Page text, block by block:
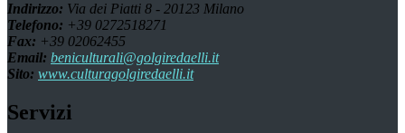
Indirizzo: Via dei Piatti 8 - 20123 Milano
Telefono: +39 0272518271
Fax: +39 02062455
Email: beniculturali@golgiredaelli.it
Sito: www.culturagolgiredaelli.it
Servizi